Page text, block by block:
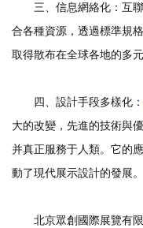
三、信息網絡化：互聯
合各種資源，透過標準規
取得散布在全球各地的多元
四、設計手段多樣化：
大的改變，先進的技術與
并真正服務于人類。它的
動了現代展示設計的發展。
北京眾創國際展覽有限